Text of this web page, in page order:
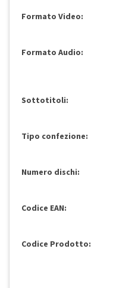
Formato Video:
Formato Audio:
Sottotitoli:
Tipo confezione:
Numero dischi:
Codice EAN:
Codice Prodotto: